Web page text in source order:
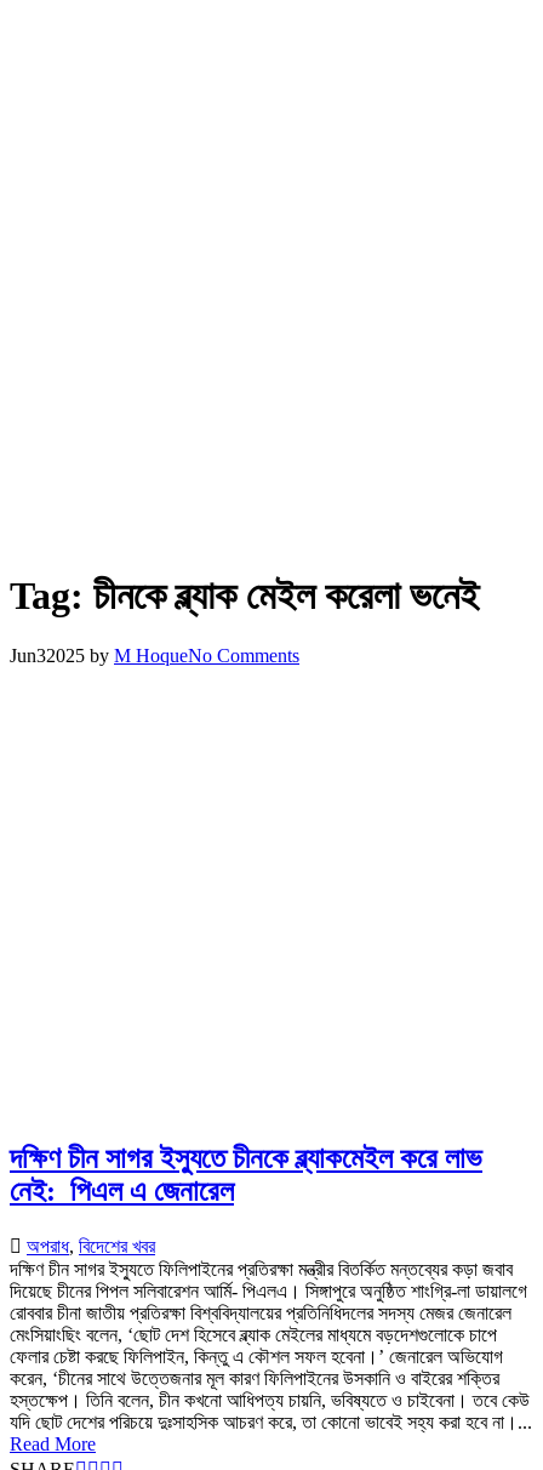
Tag: চীনকে ব্ল্যাক মেইল করেলা ভনেই
Jun32025 by M HoqueNo Comments
দক্ষিণ চীন সাগর ইস্যুতে চীনকে ব্ল্যাকমেইল করে লাভ
নেই: পিএল এ জেনারেল
অপরাধ, বিদেশের খবর
দক্ষিণ চীন সাগর ইস্যুতে ফিলিপাইনের প্রতিরক্ষা মন্ত্রীর বিতর্কিত মন্তব্যের কড়া জবাব
দিয়েছে চীনের পিপল সলিবারেশন আর্মি- পিএলএ। সিঙ্গাপুরে অনুষ্ঠিত শাংগ্রি-লা ডায়ালগে
রোববার চীনা জাতীয় প্রতিরক্ষা বিশ্ববিদ্যালয়ের প্রতিনিধিদলের সদস্য মেজর জেনারেল
মেংসিয়াংছিং বলেন, ‘ছোট দেশ হিসেবে ব্ল্যাক মেইলের মাধ্যমে বড়দেশগুলোকে চাপে
ফেলার চেষ্টা করছে ফিলিপাইন, কিন্তু এ কৌশল সফল হবেনা।’ জেনারেল অভিযোগ
করেন, ‘চীনের সাথে উত্তেজনার মূল কারণ ফিলিপাইনের উসকানি ও বাইরের শক্তির
হস্তক্ষেপ। তিনি বলেন, চীন কখনো আধিপত্য চায়নি, ভবিষ্যতে ও চাইবেনা। তবে কেউ
যদি ছোট দেশের পরিচয়ে দুঃসাহসিক আচরণ করে, তা কোনো ভাবেই সহ্য করা হবে না।...
Read More